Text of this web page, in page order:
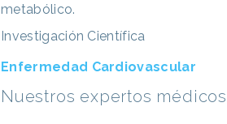
metabólico.
Investigación Científica
Enfermedad Cardiovascular
Nuestros expertos médicos